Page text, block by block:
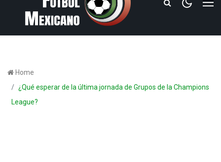
Home
¿Qué esperar de la última jornada de Grupos de la Champions
League?